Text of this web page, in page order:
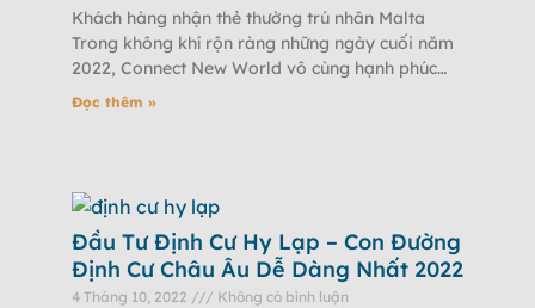
Khách hàng nhận thẻ thường trú nhân Malta
Trong không khí rộn ràng những ngày cuối năm
2022, Connect New World vô cùng hạnh phúc
khi biết tin anh H
Đọc thêm »
Đầu Tư Định Cư Hy Lạp – Con Đường
Định Cư Châu Âu Dễ Dàng Nhất 2022
4 Tháng 10, 2022 Không có bình luận